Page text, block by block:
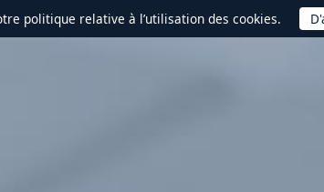
politique relative à l’utilisation des cookies.